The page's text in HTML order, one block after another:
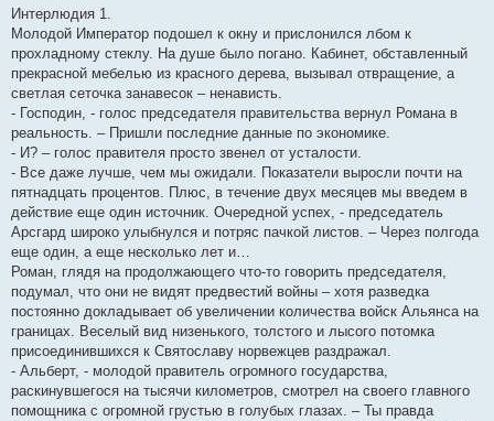
Интерлюдия 1.
Молодой Император подошел к окну и прислонился лбом к
прохладному стеклу. На душе было погано. Кабинет, обставленный
прекрасной мебелью из красного дерева, вызывал отвращение, а
светлая сеточка занавесок – ненависть.
- Господин, - голос председателя правительства вернул Романа в
реальность. – Пришли последние данные по экономике.
- И? – голос правителя просто звенел от усталости.
- Все даже лучше, чем мы ожидали. Показатели выросли почти на
пятнадцать процентов. Плюс, в течение двух месяцев мы введем в
действие еще один источник. Очередной успех, - председатель
Арсгард широко улыбнулся и потряс пачкой листов. – Через полгода
еще один, а еще несколько лет и…
Роман, глядя на продолжающего что-то говорить председателя,
подумал, что они не видят предвестий войны – хотя разведка
постоянно докладывает об увеличении количества войск Альянса на
границах. Веселый вид низенького, толстого и лысого потомка
присоединившихся к Святославу норвежцев раздражал.
- Альберт, - молодой правитель огромного государства,
раскинувшегося на тысячи километров, смотрел на своего главного
помощника с огромной грустью в голубых глазах. – Ты правда